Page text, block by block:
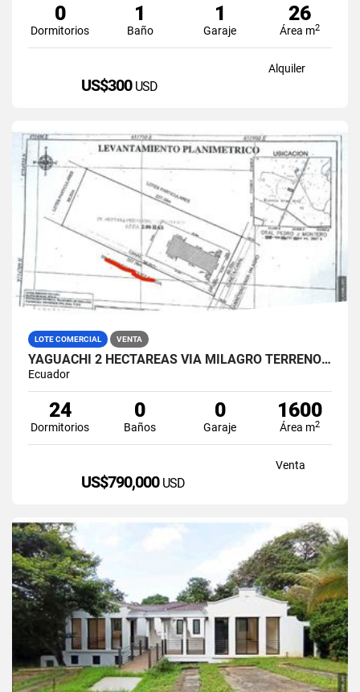
0
Dormitorios
1
Baño
1
Garaje
26
Área m2
Alquiler
US$300 USD
LOTE COMERCIAL VENTA
YAGUACHI 2 HECTÁREAS VIA MILAGRO TERRENO INDUSTRIAL EN VENTA
Ecuador
24
Dormitorios
0
Baños
0
Garaje
1600
Área m2
Venta
US$790,000 USD